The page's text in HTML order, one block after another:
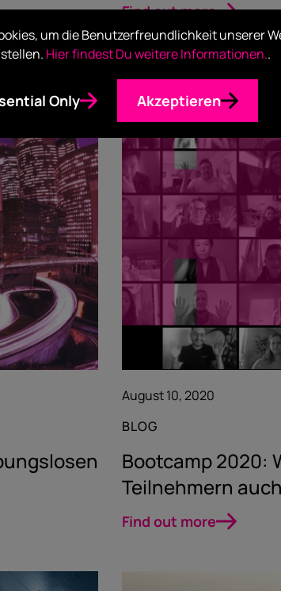
Find out more
August 10, 2020
BLOG
Bootcamp 2020:
Teilnehmern
Find out more
um die Benutzerfreundlichkeit unserer
Hier findest Du weitere Informationen..
Only Akzeptieren